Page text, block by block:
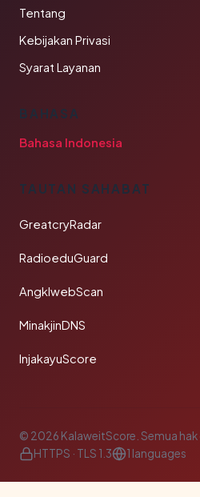
Tentang
Kebijakan Privasi
Syarat Layanan
BAHASA
Bahasa Indonesia
TAUTAN SAHABAT
GreatcryRadar
RadioeduGuard
AngklwebScan
MinakjinDNS
InjakayuScore
© 2026 KalaweitScore. Semua
HTTPS · TLS 1.3
1 languages